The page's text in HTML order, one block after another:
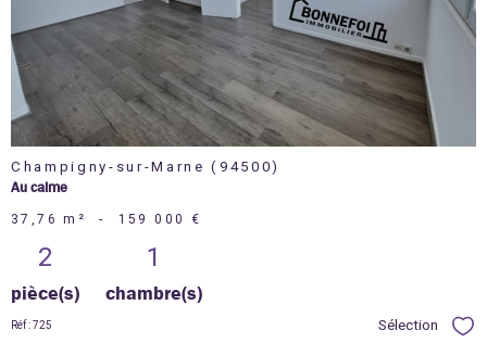
Champigny-sur-Marne (94500)
Au calme
37,76 m² - 159 000 €
2
pièce(s)
1
chambre(s)
Réf : 725 Sélection